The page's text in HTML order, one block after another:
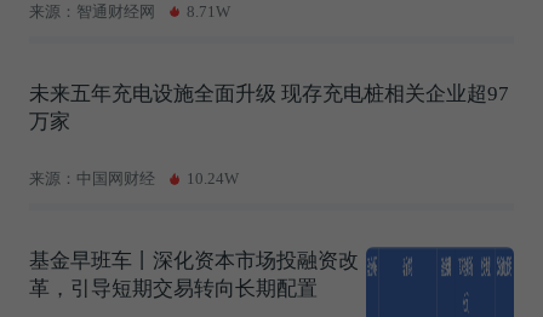
来源：智通财经网 8.71W
未来五年充电设施全面升级 现存充电桩相关企业超97
万家
来源：中国网财经 10.24W
基金早班车丨深化资本市场投融资改
革，引导短期交易转向长期配置